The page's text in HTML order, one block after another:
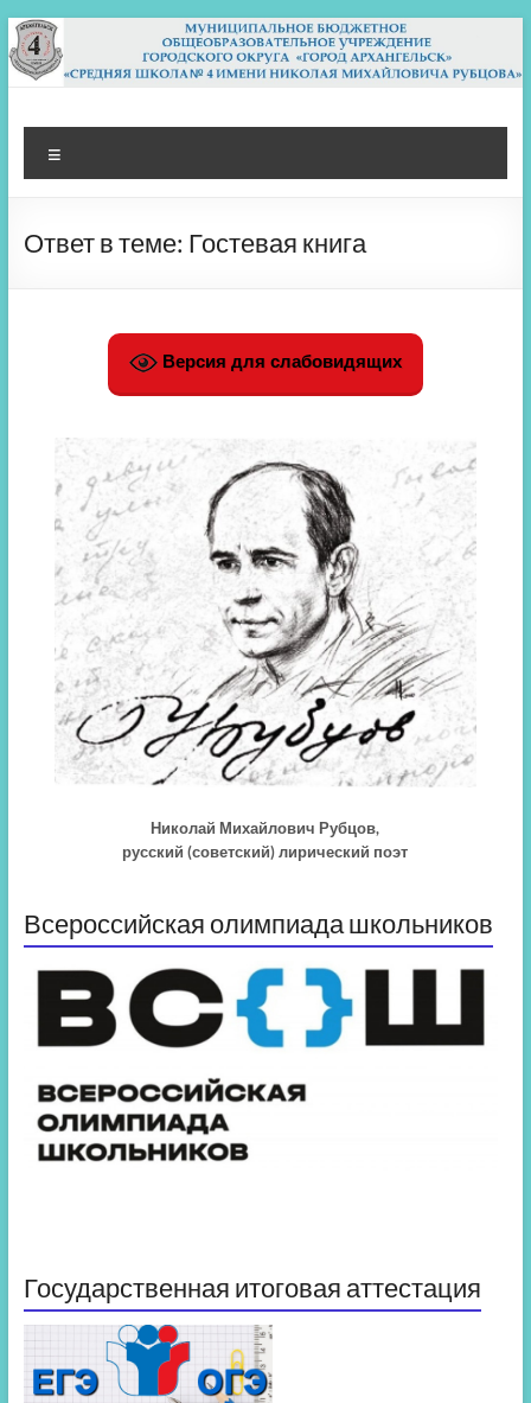
Перейти
к
содержимому
МБОУ СШ 4
Архангельск
Ответ в теме: Гостевая книга
Версия для слабовидящих
Николай Михайлович Рубцов,
русский (советский) лирический поэт
Всероссийская олимпиада школьников
Государственная итоговая аттестация